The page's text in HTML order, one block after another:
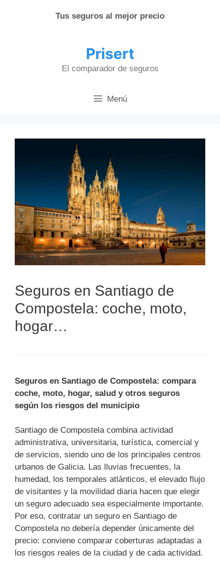
Tus seguros al mejor precio
Prisert
El comparador de seguros
Menú
Seguros en Santiago de
Compostela: coche, moto,
hogar…
Seguros en Santiago de Compostela: compara
coche, moto, hogar, salud y otros seguros
según los riesgos del municipio
Santiago de Compostela combina actividad
administrativa, universitaria, turística, comercial y
de servicios, siendo uno de los principales centros
urbanos de Galicia. Las lluvias frecuentes, la
humedad, los temporales atlánticos, el elevado flujo
de visitantes y la movilidad diaria hacen que elegir
un seguro adecuado sea especialmente importante.
Por eso, contratar un seguro en Santiago de
Compostela no debería depender únicamente del
precio: conviene comparar coberturas adaptadas a
los riesgos reales de la ciudad y de cada actividad.